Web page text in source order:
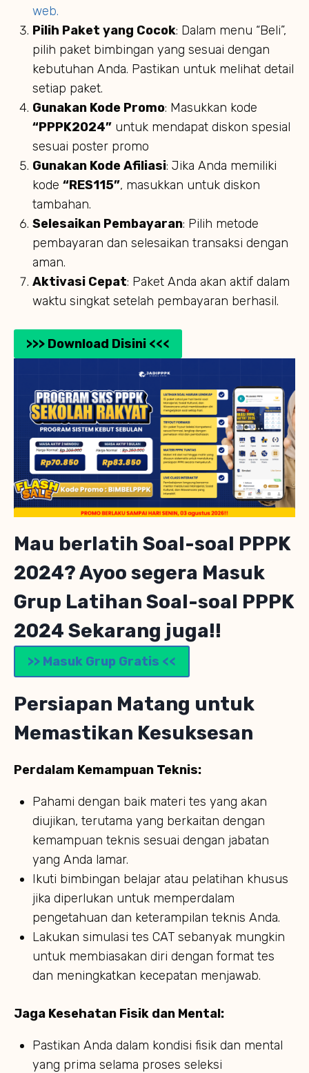
web.
Pilih Paket yang Cocok: Dalam menu “Beli”,
pilih paket bimbingan yang sesuai dengan
kebutuhan Anda. Pastikan untuk melihat detail
setiap paket.
Gunakan Kode Promo: Masukkan kode
“PPPK2024” untuk mendapat diskon spesial
sesuai poster promo
Gunakan Kode Afiliasi: Jika Anda memiliki
kode “RES115”, masukkan untuk diskon
tambahan.
Selesaikan Pembayaran: Pilih metode
pembayaran dan selesaikan transaksi dengan
aman.
Aktivasi Cepat: Paket Anda akan aktif dalam
waktu singkat setelah pembayaran berhasil.
>>> Download Disini <<<
Mau berlatih Soal-soal PPPK
2024? Ayoo segera Masuk
Grup Latihan Soal-soal PPPK
2024 Sekarang juga!!
>> Masuk Grup Gratis <<
Persiapan Matang untuk
Memastikan Kesuksesan
Perdalam Kemampuan Teknis:
Pahami dengan baik materi tes yang akan
diujikan, terutama yang berkaitan dengan
kemampuan teknis sesuai dengan jabatan
yang Anda lamar.
Ikuti bimbingan belajar atau pelatihan khusus
jika diperlukan untuk memperdalam
pengetahuan dan keterampilan teknis Anda.
Lakukan simulasi tes CAT sebanyak mungkin
untuk membiasakan diri dengan format tes
dan meningkatkan kecepatan menjawab.
Jaga Kesehatan Fisik dan Mental:
Pastikan Anda dalam kondisi fisik dan mental
yang prima selama proses seleksi